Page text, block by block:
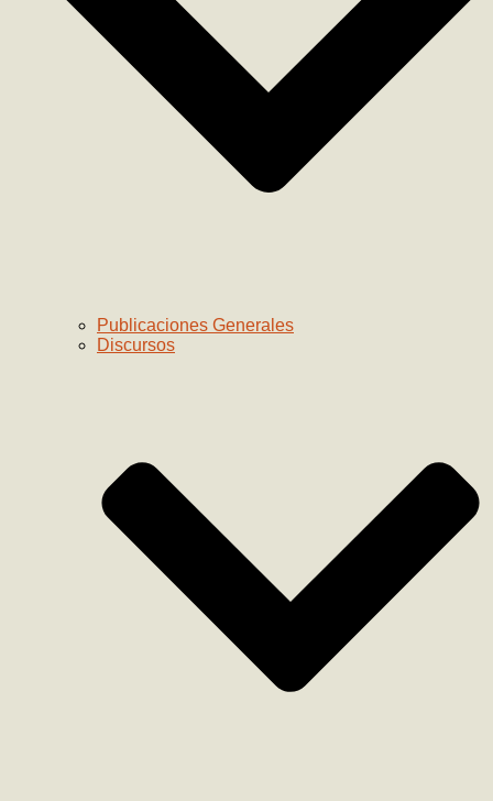
Publicaciones Generales
Discursos